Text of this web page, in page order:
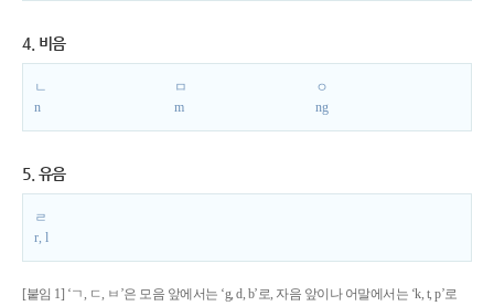
4. 비음
ㄴ
n
ㅁ
m
ㅇ
ng
5. 유음
ㄹ
r, l
[붙임 1] ‘ㄱ, ㄷ, ㅂ’은 모음 앞에서는 ‘g, d, b’로, 자음 앞이나 어말에서는 ‘k, t, p’로